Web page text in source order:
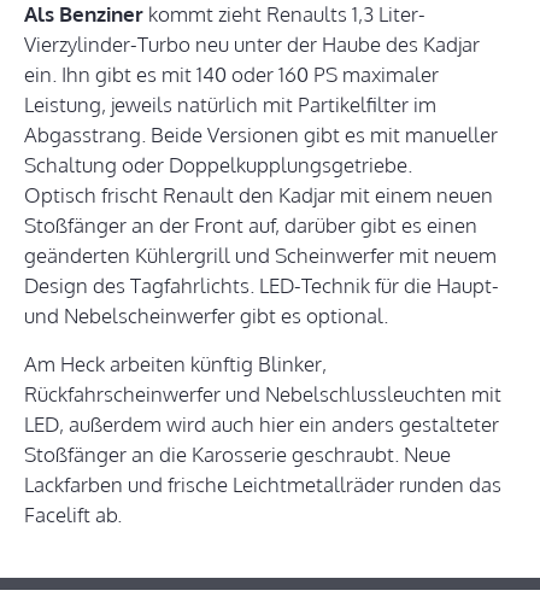
Als Benziner kommt zieht Renaults 1,3 Liter-
Vierzylinder-Turbo neu unter der Haube des Kadjar
ein. Ihn gibt es mit 140 oder 160 PS maximaler
Leistung, jeweils natürlich mit Partikelfilter im
Abgasstrang. Beide Versionen gibt es mit manueller
Schaltung oder Doppelkupplungsgetriebe.
Optisch frischt Renault den Kadjar mit einem neuen
Stoßfänger an der Front auf, darüber gibt es einen
geänderten Kühlergrill und Scheinwerfer mit neuem
Design des Tagfahrlichts. LED-Technik für die Haupt-
und Nebelscheinwerfer gibt es optional.
Am Heck arbeiten künftig Blinker,
Rückfahrscheinwerfer und Nebelschlussleuchten mit
LED, außerdem wird auch hier ein anders gestalteter
Stoßfänger an die Karosserie geschraubt. Neue
Lackfarben und frische Leichtmetallräder runden das
Facelift ab.